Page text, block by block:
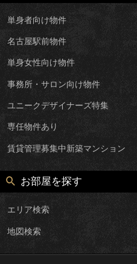
単身者向け物件
名古屋駅前物件
単身女性向け物件
事務所・サロン向け物件
ユニークデザイナーズ特集
専任物件あり
賃貸管理募集中新築マンション
お部屋を探す
エリア検索
地図検索